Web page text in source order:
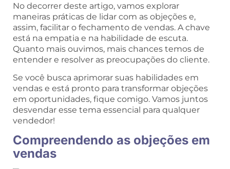
No decorrer deste artigo, vamos explorar
maneiras práticas de lidar com as objeções e,
assim, facilitar o fechamento de vendas. A chave
está na empatia e na habilidade de escuta.
Quanto mais ouvimos, mais chances temos de
entender e resolver as preocupações do cliente.
Se você busca aprimorar suas habilidades em
vendas e está pronto para transformar objeções
em oportunidades, fique comigo. Vamos juntos
desvendar esse tema essencial para qualquer
vendedor!
Compreendendo as objeções em
vendas